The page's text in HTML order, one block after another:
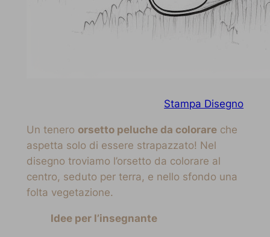
Stampa Disegno
Un tenero orsetto peluche da colorareche
aspetta solo di essere strapazzato! Nel
disegno troviamo l’orsetto da colorare al
centro, seduto per terra, e nello sfondo una
folta vegetazione.
Idee per l’insegnante